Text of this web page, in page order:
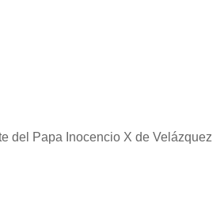
del Papa Inocencio X de Velázquez